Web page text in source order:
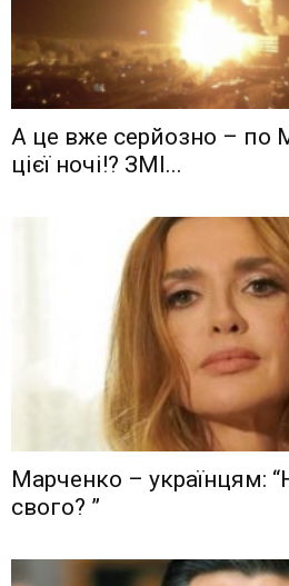
А це вже серйозно – по
цієї ночі!? ЗМІ...
Мaрчeнкo – yкрaїнцям:
свого? ”